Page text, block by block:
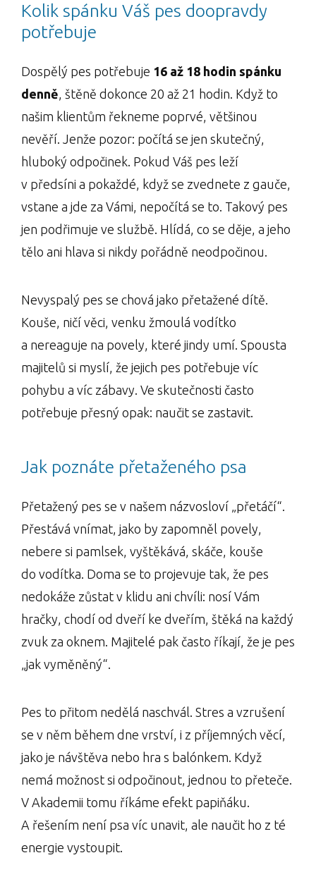
Kolik spánku Váš pes doopravdy
potřebuje
Dospělý pes potřebuje 16 až 18 hodin spánku
denně, štěně dokonce 20 až 21 hodin. Když to
našim klientům řekneme poprvé, většinou
nevěří. Jenže pozor: počítá se jen skutečný,
hluboký odpočinek. Pokud Váš pes leží
v předsíni a pokaždé, když se zvednete z gauče,
vstane a jde za Vámi, nepočítá se to. Takový pes
jen podřimuje ve službě. Hlídá, co se děje, a jeho
tělo ani hlava si nikdy pořádně neodpočinou.
Nevyspalý pes se chová jako přetažené dítě.
Kouše, ničí věci, venku žmoulá vodítko
a nereaguje na povely, které jindy umí. Spousta
majitelů si myslí, že jejich pes potřebuje víc
pohybu a víc zábavy. Ve skutečnosti často
potřebuje přesný opak: naučit se zastavit.
Jak poznáte přetaženého psa
Přetažený pes se v našem názvosloví „přetáčí“.
Přestává vnímat, jako by zapomněl povely,
nebere si pamlsek, vyštěkává, skáče, kouše
do vodítka. Doma se to projevuje tak, že pes
nedokáže zůstat v klidu ani chvíli: nosí Vám
hračky, chodí od dveří ke dveřím, štěká na každý
zvuk za oknem. Majitelé pak často říkají, že je pes
„jak vyměněný“.
Pes to přitom nedělá naschvál. Stres a vzrušení
se v něm během dne vrství, i z příjemných věcí,
jako je návštěva nebo hra s balónkem. Když
nemá možnost si odpočinout, jednou to přeteče.
V Akademii tomu říkáme efekt papiňáku.
A řešením není psa víc unavit, ale naučit ho z té
energie vystoupit.